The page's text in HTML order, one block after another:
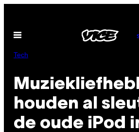
de
inhoud
Open
Tech
houden al
de oude iPod